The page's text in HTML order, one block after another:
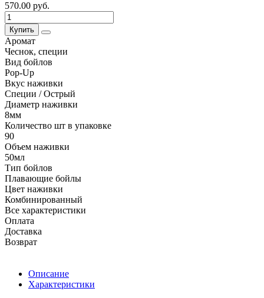
570.00 руб.
Купить
Аромат
Чеснок, специи
Вид бойлов
Pop-Up
Вкус наживки
Специи / Острый
Диаметр наживки
8мм
Количество шт в упаковке
90
Объем наживки
50мл
Тип бойлов
Плавающие бойлы
Цвет наживки
Комбинированный
Все характеристики
Оплата
Доставка
Возврат
Описание
Характеристики